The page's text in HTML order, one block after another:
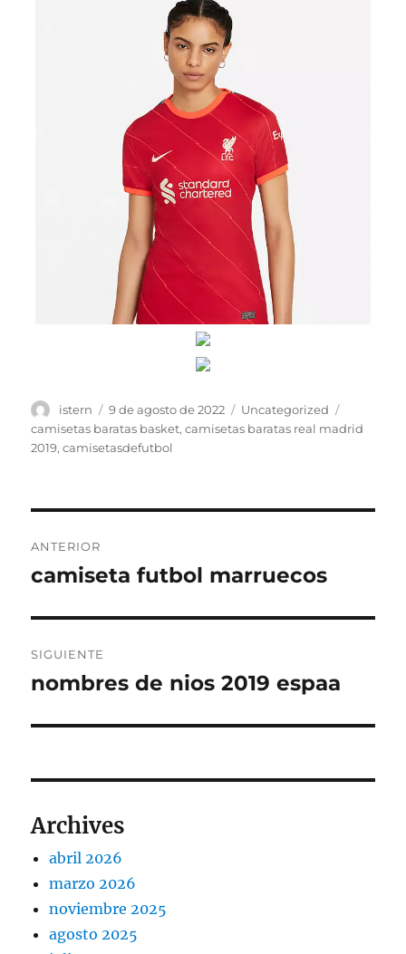
Autor
istern
Publicado
el
9 de agosto de 2022 Categorías
Uncategorized
camisetas baratas basket,camisetas baratas real madrid
2019,camisetasdefutbol
de
ANTERIOR
Entrada
camiseta futbol marruecos
SIGUIENTE
Entrada
nombres de nios 2019 espaa
Archives
abril 2026
marzo 2026
noviembre 2025
agosto 2025